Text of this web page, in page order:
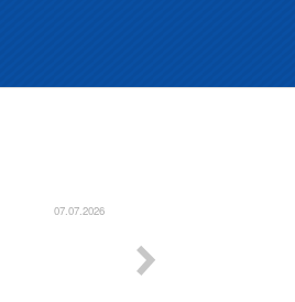
01.07.2026